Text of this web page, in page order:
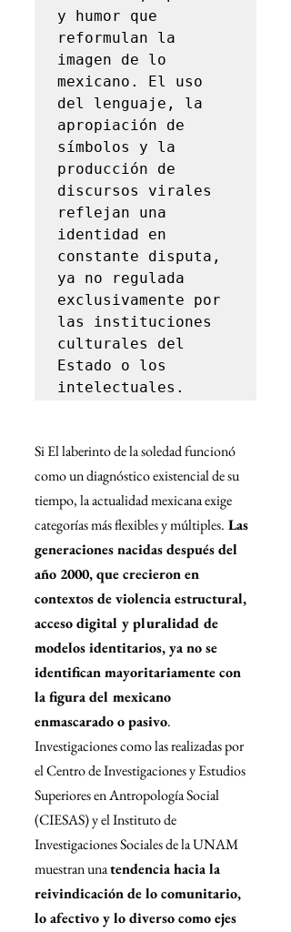
y humor que
reformulan la
imagen de lo
mexicano. El uso
del lenguaje, la
apropiación de
símbolos y la
producción de
discursos virales
reflejan una
identidad en
constante disputa,
ya no regulada
exclusivamente por
las instituciones
culturales del
Estado o los
intelectuales.
Si El laberinto de la soledad funcionó
como un diagnóstico existencial de su
tiempo, la actualidad mexicana exige
categorías más flexibles y múltiples. Las
generaciones nacidas después del
año 2000, que crecieron en
contextos de violencia estructural,
acceso digital y pluralidad de
modelos identitarios, ya no se
identifican mayoritariamente con
la figura del mexicano
enmascarado o pasivo.
Investigaciones como las realizadas por
el Centro de Investigaciones y Estudios
Superiores en Antropología Social
(CIESAS) y el Instituto de
Investigaciones Sociales de la UNAM
muestran una tendencia hacia la
reivindicación de lo comunitario,
lo afectivo y lo diverso como ejes